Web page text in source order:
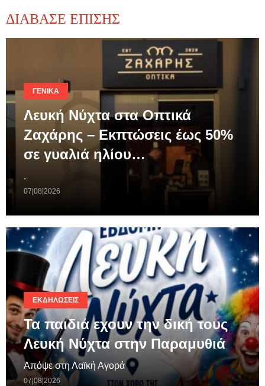
ΔΙΑΒΑΣΕ ΕΠΙΣΗΣ
ΓΕΝΙΚΆ
Λευκή Νύχτα στα Οπτικά
Ζαχάρης – Εκπτώσεις έως 50%
σε γυαλιά ηλίου…
.
07|08|2026
ΕΚΔΗΛΏΣΕΙΣ
Τα παιδιά εχουν την δική τους
Λευκή Νύχτα στην Παραμυθιά
Απόψε στη Λαϊκή Αγορά
07|08|2026